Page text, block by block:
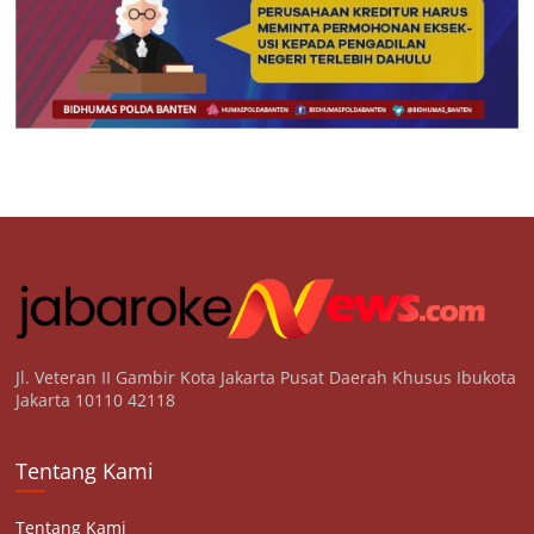
Jl. Veteran II Gambir Kota Jakarta Pusat Daerah Khusus Ibukota
Jakarta 10110 42118
Tentang Kami
Tentang Kami